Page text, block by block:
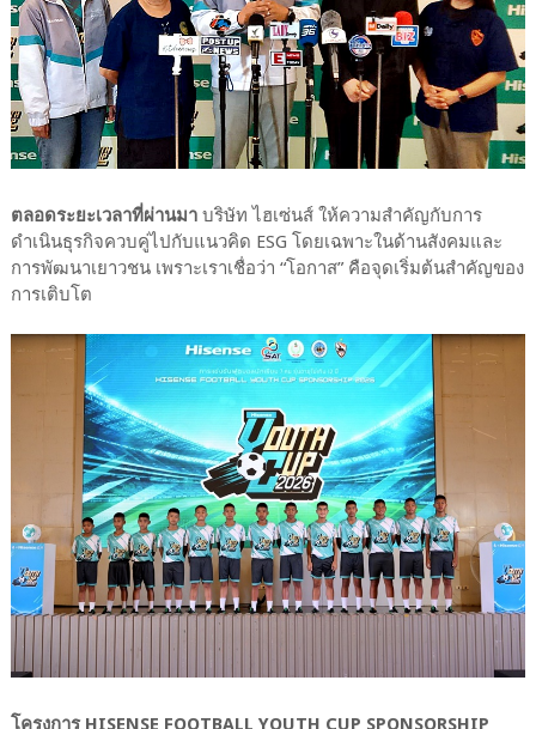
ตลอดระยะเวลาที่ผ่านมาบริษัท ไฮเซ่นส์ ให้ความสำคัญกับการ
ดำเนินธุรกิจควบคู่ไปกับแนวคิด ESG โดยเฉพาะในด้านสังคมและ
การพัฒนาเยาวชน เพราะเราเชื่อว่า “โอกาส” คือจุดเริ่มต้นสำคัญของ
การเติบโต
โครงการ HISENSE FOOTBALL YOUTH CUP SPONSORSHIP